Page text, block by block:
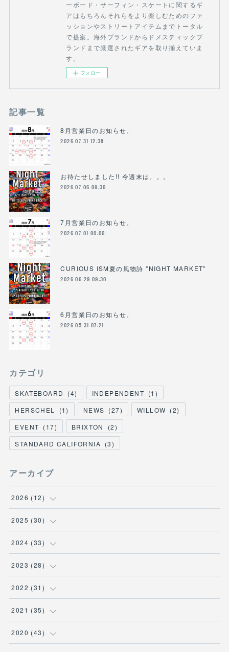
ーボード・サーフィン・スケートに関するギ
アはもちろんそれらをより楽しむためのファ
ッションやストリートアイテムまでトータル
で提案。海外ブランドからドメスティックブ
ランドまで厳選されたギアを取り揃えていま
す。
フォロー
記事一覧
8月営業日のお知らせ。
2026.07.31 12:38
お待たせしました!! 今週末は。。。
2026.07.06 09:30
7月営業日のお知らせ。
2026.07.01 00:00
CURIOUS ISM夏の風物詩 "NIGHT MARKET"
2026.06.29 09:30
6月営業日のお知らせ。
2026.05.31 07:21
カテゴリ
SKATEBOARD (4) INDEPENDENT (1 )
HERSCHEL
(1) NEWS (27) WILLOW (2)
EVENT (17) BRIXTON (2)
STANDARD CALIFORNIA (3)
アーカイブ
2026 (12)
(3)
(1)
(2)
( 1 )
2025 (30)
(5)
(3)
(2 )
( 4)
2024 (33)
(5)
(1 )
(2)
( 6 )
2023 (28)
(3 )
(2)
(2)
2022 (31 )
(1)
(3)
2021 (35)
(1)
2020 (43)